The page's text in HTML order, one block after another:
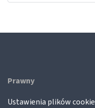
Prawny
Ustawienia plików cookie